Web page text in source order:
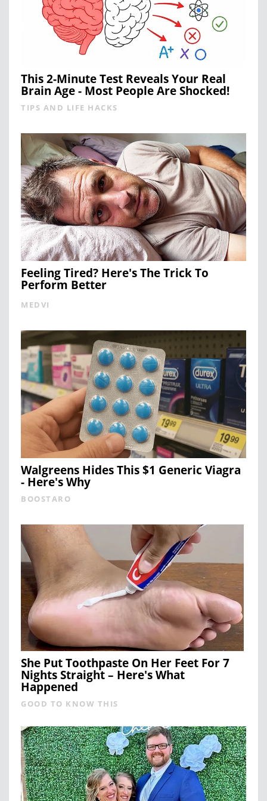
This 2-Minute Test Reveals Your Real
Brain Age - Most People Are Shocked!
TIPS AND LIFE HACKS
Feeling Tired? Here's The Trick To
Perform Better
MEDVI
Walgreens Hides This $1 Generic Viagra
- Here's Why
BOOSTARO
She Put Toothpaste On Her Feet For 7
Nights Straight – Here's What
Happened
GOOD TO KNOW THIS